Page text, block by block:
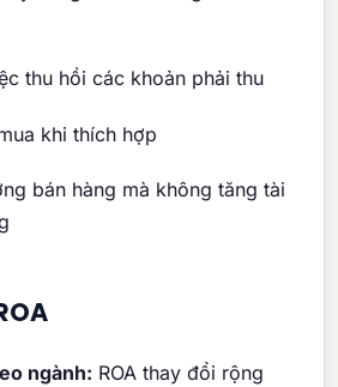
thu hồi các khoản phải thu
khi thích hợp
bán hàng mà không tăng tài
ngành: ROA thay đổi rộng